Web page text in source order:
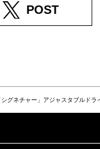
POST
グネチャー」アジャスタブルドラ